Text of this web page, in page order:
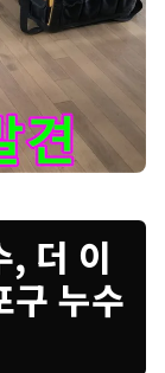
, 더 이
구 누수